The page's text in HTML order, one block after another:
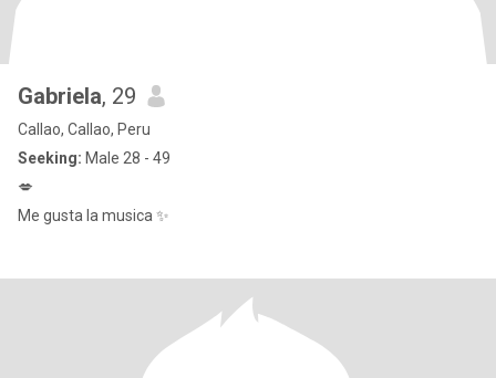
Gabriela, 29
Callao, Callao, Peru
Seeking: Male 28 - 49
💋
Me gusta la musica ✨